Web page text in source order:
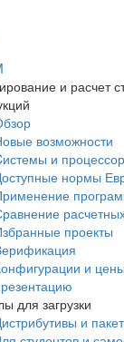
и расчет
возможности
и
нормы
проекты
и цены
для загрузки
и